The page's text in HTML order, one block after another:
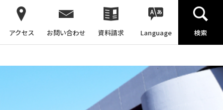
アクセス お問い合わせ 資料請求 Language 検索